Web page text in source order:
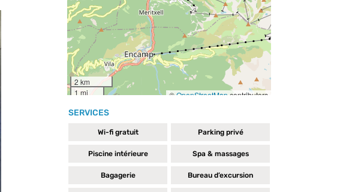
SERVICES
Wi-fi gratuit Parking privé
Piscine intérieure Spa & massages
Bagagerie Bureau d’excursion